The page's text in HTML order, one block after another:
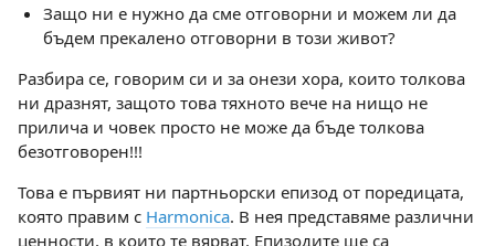
Защо ни е нужно да сме отговорни и можем ли да
бъдем прекалено отговорни в този живот?
Разбира се, говорим си и за онези хора, които толкова
ни дразнят, защото това тяхното вече на нищо не
прилича и човек просто не може да бъде толкова
безотговорен!!!
Това е първият ни партньорски епизод от поредицата,
която правим с Harmonica. В нея представяме различни
ценности, в които те вярват. Епизодите ще са